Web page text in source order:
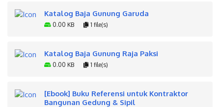
Katalog Baja Gunung Garuda
0.00 KB 1 file(s)
Katalog Baja Gunung Raja Paksi
0.00 KB 1 file(s)
[Ebook] Buku Referensi untuk Kontraktor
Bangunan Gedung & Sipil